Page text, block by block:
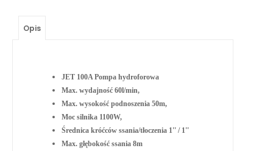
Opis
JET 100A Pompa hydroforowa
Max. wydajność 60l/min,
Max. wysokość podnoszenia 50m,
Moc silnika 1100W,
Średnica króćców ssania/tłoczenia 1'' / 1''
Max. głębokość ssania 8m